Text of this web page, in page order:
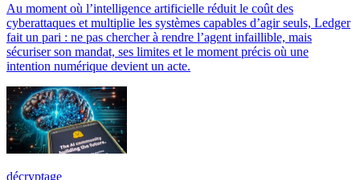
Au moment où l’intelligence artificielle réduit le coût des
cyberattaques et multiplie les systèmes capables d’agir seuls, Ledger
fait un pari : ne pas chercher à rendre l’agent infaillible, mais
sécuriser son mandat, ses limites et le moment précis où une
intention numérique devient un acte.
décryptage